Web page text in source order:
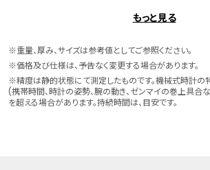
横 32.0mm
ケース素材 ステンレス
ケース表面処理 めっき(ウォームゴ
バンド素材・タイプ
ステンレス
もっと見る
※重量、厚み、サイズは参考値としてご参照ください。
※価格及び仕様は、予告なく変更する場合があります。
※精度は静的状態にて測定したものです。機械式時計の
(携帯時間、時計の姿勢、腕の動き、ゼンマイの巻上具合
を超える場合があります。持続時間は、目安です。